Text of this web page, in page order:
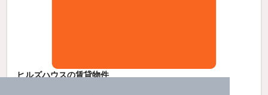
ヒルズハウスの賃貸物件